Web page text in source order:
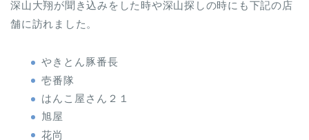
深山大翔が聞き込みをした時や深山探しの時にも下記の店
舗に訪れました。
やきとん豚番長
壱番隊
はんこ屋さん２１
旭屋
花尚